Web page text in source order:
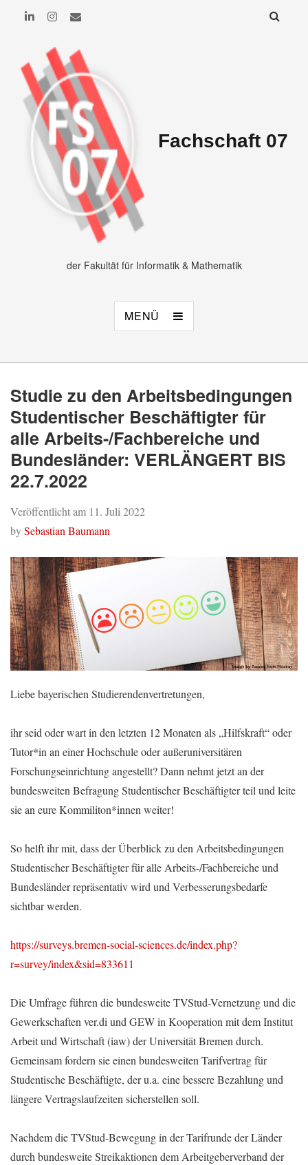
Fachschaft 07
der Fakultät für Informatik & Mathematik
MENÜ
Studie zu den Arbeitsbedingungen
Studentischer Beschäftigter für
alle Arbeits-/Fachbereiche und
Bundesländer: VERLÄNGERT BIS
22.7.2022
Veröffentlicht am 11. Juli 2022
bySebastian Baumann
Liebe bayerischen Studierendenvertretungen,
ihr seid oder wart in den letzten 12 Monaten als „Hilfskraft“ oder
Tutor*in an einer Hochschule oder außeruniversitären
Forschungseinrichtung angestellt? Dann nehmt jetzt an der
bundesweiten Befragung Studentischer Beschäftigter teil und leite
sie an eure Kommiliton*innen weiter!
So helft ihr mit, dass der Überblick zu den Arbeitsbedingungen
Studentischer Beschäftigter für alle Arbeits-/Fachbereiche und
Bundesländer repräsentativ wird und Verbesserungsbedarfe
sichtbar werden.
https://surveys.bremen-social-sciences.de/index.php?
r=survey/index&sid=833611
Die Umfrage führen die bundesweite TVStud-Vernetzung und die
Gewerkschaften ver.di und GEW in Kooperation mit dem Institut
Arbeit und Wirtschaft (iaw) der Universität Bremen durch.
Gemeinsam fordern sie einen bundesweiten Tarifvertrag für
Studentische Beschäftigte, der u.a. eine bessere Bezahlung und
längere Vertragslaufzeiten sicherstellen soll.
Nachdem die TVStud-Bewegung in der Tarifrunde der Länder
durch bundesweite Streikaktionen dem Arbeitgeberverband der